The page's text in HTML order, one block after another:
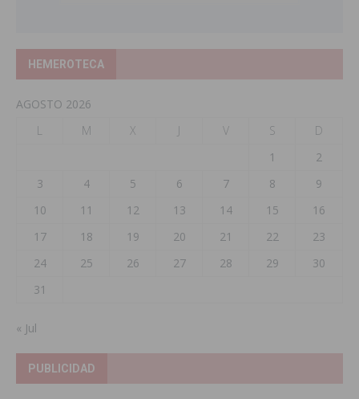
HEMEROTECA
AGOSTO 2026
L
M X J V S
D
1
2
3
4 5 6 7 8
9
10
11 12 13 14 15
16
17
18 19 20 21 22
23
24
25 26 27 28 29
30
31
« Jul
PUBLICIDAD